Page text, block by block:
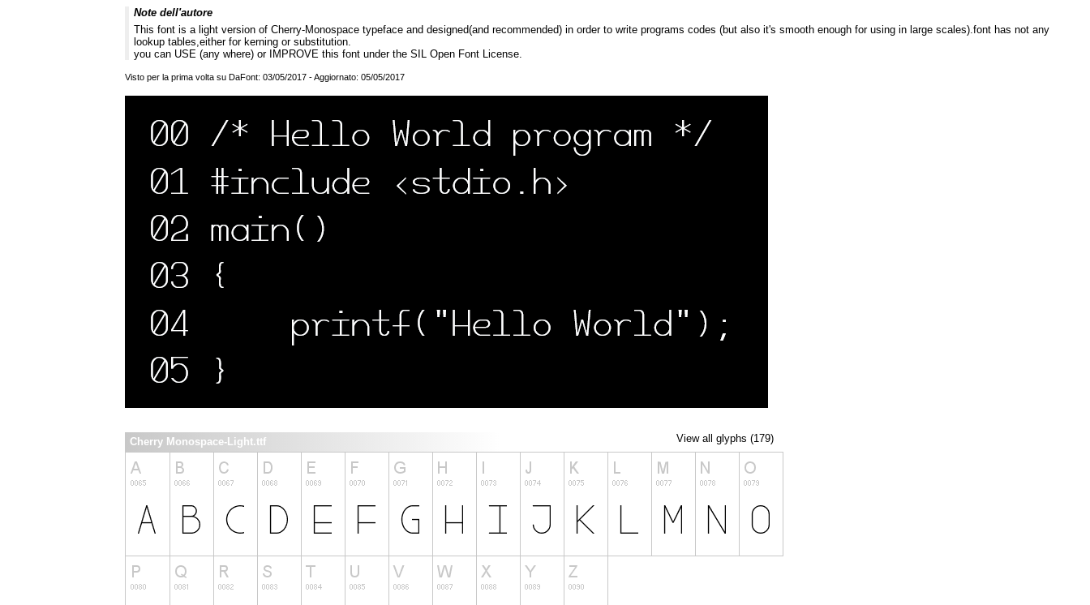
Note dell'autore
This font is a light version of Cherry-Monospace typeface and designed(and recommended) in order to write programs codes (but also it's smooth enough for using in large scales).font has not any
lookup tables,either for kerning or substitution.
you can USE (any where) or IMPROVE this font under the SIL Open Font License.
Visto per la prima volta su DaFont: 03/05/2017 - Aggiornato: 05/05/2017
View all glyphs (179)
Cherry Monospace-Light.ttf